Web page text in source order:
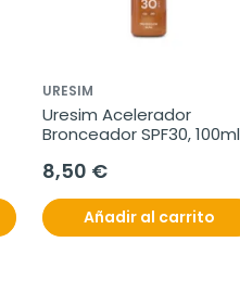
URESIM
Uresim Acelerador
Bronceador SPF30, 100ml
8,50 €
Añadir al carrito